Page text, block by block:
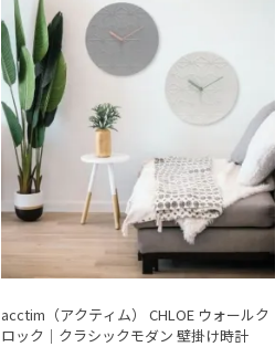
acctim（アクティム） CHLOE ウォールク
ロック｜クラシックモダン 壁掛け時計